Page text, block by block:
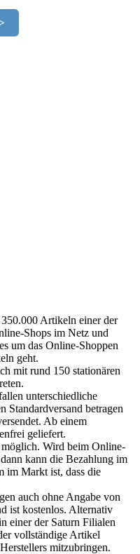
Artikeln einer der
Shops im Netz und
um das Online-Shoppen
geht.
mit rund 150 stationären
unterschiedliche
Standardversand betragen
Ab einem
geliefert.
möglich. Wird beim Online-
kann die Bezahlung im
im Markt ist, dass die
auch ohne Angabe von
ist kostenlos. Alternativ
einer der Saturn Filialen
vollständige Artikel
mitzubringen.